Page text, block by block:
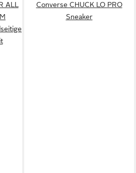
ALL
Converse CHUCK LO PRO
Sneaker